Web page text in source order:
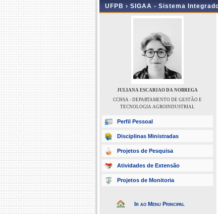
UFPB › SIGAA - Sistema
JULIANA ESCARIAO DA NOBREGA
CCHSA - DEPARTAMENTO DE GESTÃO E
TECNOLOGIA AGROINDUSTRIAL
Perfil Pessoal
Disciplinas Ministradas
Projetos de Pesquisa
Atividades de Extensão
Projetos de Monitoria
Ir ao Menu Principal